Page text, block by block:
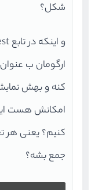
شکل؟
ارگومان ب
کنه و بهش
جمع بشه؟